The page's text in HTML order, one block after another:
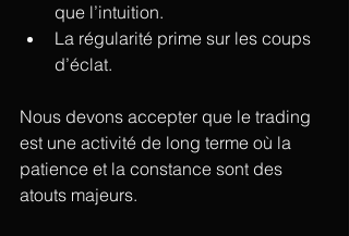
que l’intuition.
La régularité prime sur les coups
d’éclat.
Nous devons accepter que le trading
est une activité de long terme où la
patience et la constance sont des
atouts majeurs.